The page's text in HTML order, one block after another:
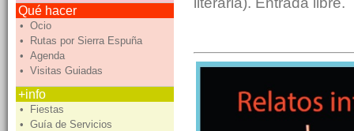
Qué hacer
• Ocio
• Rutas por Sierra Espuña
• Agenda
• Visitas Guiadas
+info
• Fiestas
• Guía de Servicios